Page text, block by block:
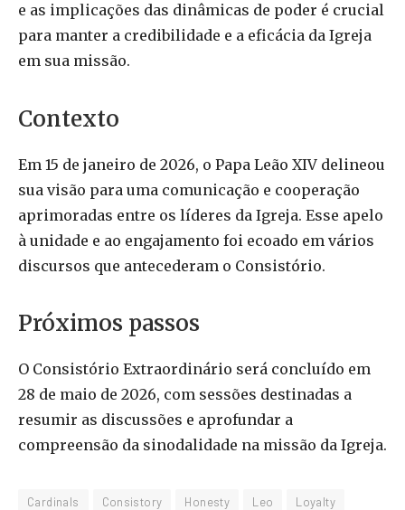
e as implicações das dinâmicas de poder é crucial
para manter a credibilidade e a eficácia da Igreja
em sua missão.
Contexto
Em 15 de janeiro de 2026, o Papa Leão XIV delineou
sua visão para uma comunicação e cooperação
aprimoradas entre os líderes da Igreja. Esse apelo
à unidade e ao engajamento foi ecoado em vários
discursos que antecederam o Consistório.
Próximos passos
O Consistório Extraordinário será concluído em
28 de maio de 2026, com sessões destinadas a
resumir as discussões e aprofundar a
compreensão da sinodalidade na missão da Igreja.
Cardinals Consistory Honesty Leo
Loyalty